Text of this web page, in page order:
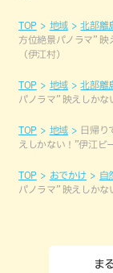
TOP 地域 北部離
方位絶景パノラマ” 映
（伊江村）
TOP 地域 北部離
パノラマ” 映えしかな
TOP 地域
日帰り
えしかない！”伊江ビ
TOP おでかけ 自
パノラマ” 映えしかな
ま